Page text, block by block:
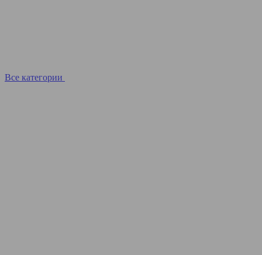
Все категории